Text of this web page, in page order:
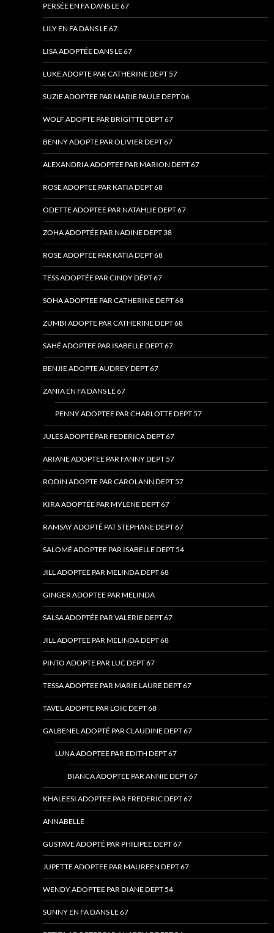
PERSÉE EN FA DANS LE 67
LILY EN FA DANS LE 67
LISA ADOPTÉE DANS LE 67
LUKE ADOPTE PAR CATHERINE DEPT 57
SUZIE ADOPTEE PAR MARIE PAULE DEPT 06
WOLF ADOPTE PAR BRIGITTE DEPT 67
BENNY ADOPTE PAR OLIVIER DEPT 67
ALEXANDRIA ADOPTEE PAR MARION DEPT 67
ROSE ADOPTEE PAR KATIA DEPT 68
ODETTE ADOPTEE PAR NATAHLIE DEPT 67
ZOHA ADOPTÉE PAR NADINE DEPT 38
ROSE ADOPTEE PAR KATIA DEPT 68
TESS ADOPTÉE PAR CINDY DÉPT 67
SOHA ADOPTEE PAR CATHERINE DEPT 68
ZUMBI ADOPTE PAR CATHERINE DEPT 68
SAHÉ ADOPTEE PAR ISABELLE DEPT 67
BENJIE ADOPTE AUDREY DEPT 67
ZANIA EN FA DANS LE 67
PENNY ADOPTEE PAR CHARLOTTE DEPT 57
JULES ADOPTÉ PAR FEDERICA DEPT 67
ARIANE ADOPTEE PAR FANNY DEPT 57
RODIN ADOPTE PAR CAROLANN DEPT 57
KIRA ADOPTÉE PAR MYLENE DEPT 67
RAMSAY ADOPTÉ PAT STEPHANE DEPT 67
SALOMÉ ADOPTEE PAR ISABELLE DEPT 54
JILL ADOPTEE PAR MELINDA DEPT 68
GINGER ADOPTEE PAR MELINDA
SALSA ADOPTÉE PAR VALERIE DEPT 67
JILL ADOPTEE PAR MELINDA DEPT 68
PINTO ADOPTE PAR LUC DEPT 67
TESSA ADOPTEE PAR MARIE LAURE DEPT 67
TAVEL ADOPTE PAR LOIC DEPT 68
GALBENEL ADOPTÉ PAR CLAUDINE DEPT 67
LUNA ADOPTEE PAR EDITH DEPT 67
BIANCA ADOPTEE PAR ANNIE DEPT 67
KHALEESI ADOPTEE PAR FREDERIC DEPT 67
ANNABELLE
GUSTAVE ADOPTÉ PAR PHILIPEE DEPT 67
JUPETTE ADOPTEE PAR MAUREEN DEPT 67
WENDY ADOPTEE PAR DIANE DEPT 54
SUNNY EN FA DANS LE 67